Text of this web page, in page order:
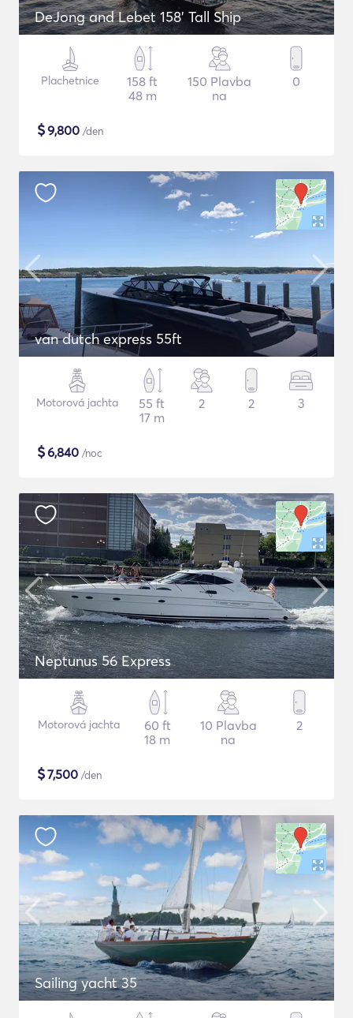
DeJong and Lebet 158' Tall Ship
Plachetnice
158 ft
48 m
150 Plavba
na
0
$9,800 /den
van dutch express 55ft
Motorová jachta
55 ft
17 m
2 2 3
$6,840 /noc
Neptunus 56 Express
Motorová jachta
60 ft
18 m
10 Plavba
na
2
$7,500 /den
Sailing yacht 35